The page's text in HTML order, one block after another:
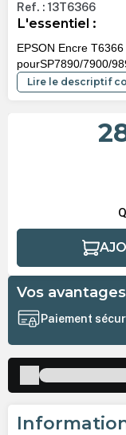
Ref. : 13T6366
L'essentiel :
EPSON Encre
pourSP7890/7900/
Lire le descriptif
Vos avantages
Paiement